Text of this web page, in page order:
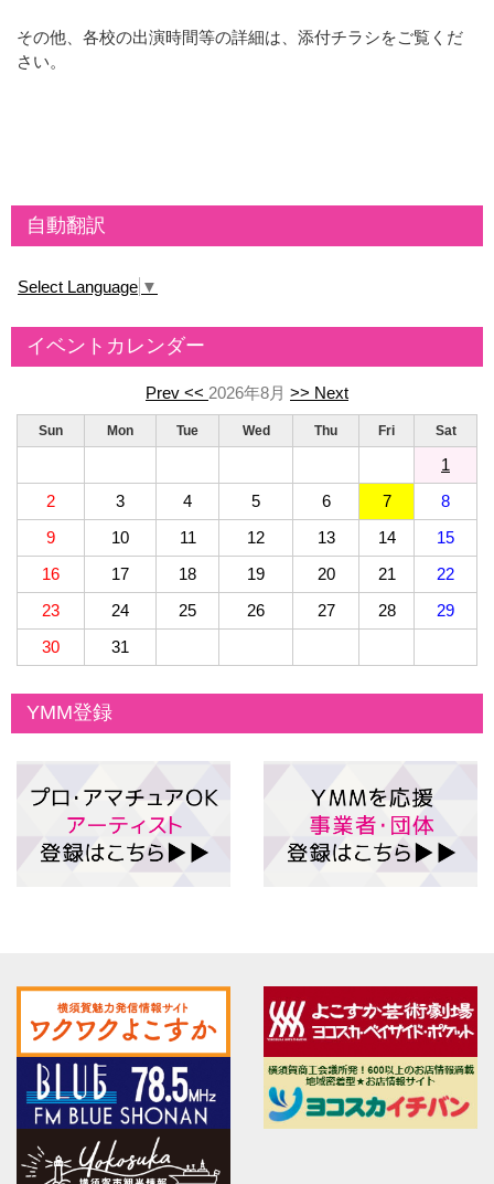
その他、各校の出演時間等の詳細は、添付チラシをご覧くだ
さい。
自動翻訳
Select Language ▼
イベントカレンダー
Prev << 2026年8月 >> Next
Sun Mon Tue Wed Thu Fri Sat
1
2
3 4 5 6 7
8
9
10 11 12 13 14
15
16
17 18 19 20 21
22
23
24 25 26 27 28
29
30
31
YMM登録